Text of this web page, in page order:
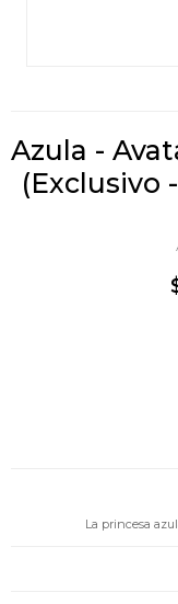
Azula -
(Exclusivo
La princesa